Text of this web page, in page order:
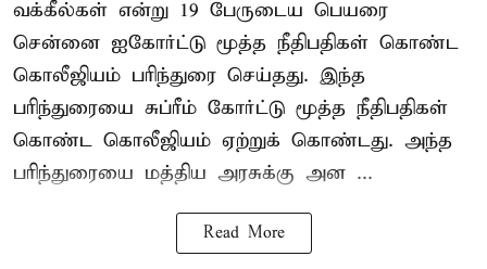
வக்கீல்கள் என்று 19 பேருடைய பெயரை
சென்னை ஐகோர்ட்டு மூத்த நீதிபதிகள் கொண்ட
கொலீஜியம் பரிந்துரை செய்தது. இந்த
பரிந்துரையை சுப்ரீம் கோர்ட்டு மூத்த நீதிபதிகள்
கொண்ட கொலீஜியம் ஏற்றுக் கொண்டது. அந்த
பரிந்துரையை மத்திய அரசுக்கு அன ...
Read More